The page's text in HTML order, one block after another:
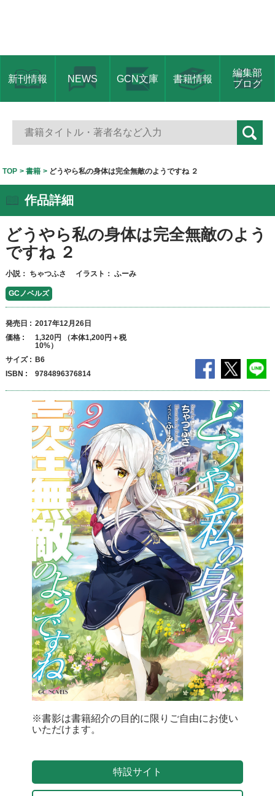
新刊情報 NEWS GCN文庫 書籍情報
編集部
ブログ
TOP 書籍 どうやら私の身体は完全無敵のようですね ２
作品詳細
どうやら私の身体は完全無敵のよう
ですね ２
小説： ちゃつふさ イラスト： ふーみ
GCノベルズ
発売日
2017年12月26日
価格
1,320円 （本体1,200円＋税
10%）
サイズ
B6
ISBN
9784896376814
※書影は書籍紹介の目的に限りご自由にお使い
いただけます。
特設サイト